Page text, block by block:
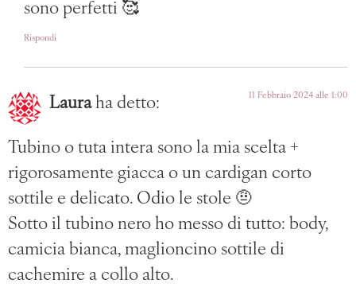
sono perfetti 🥰
Rispondi
Laura ha detto: 11 Febbraio 2024 alle 1:00
Tubino o tuta intera sono la mia scelta +
rigorosamente giacca o un cardigan corto
sottile e delicato. Odio le stole 🤨
Sotto il tubino nero ho messo di tutto: body,
camicia bianca, maglioncino sottile di
cachemire a collo alto.